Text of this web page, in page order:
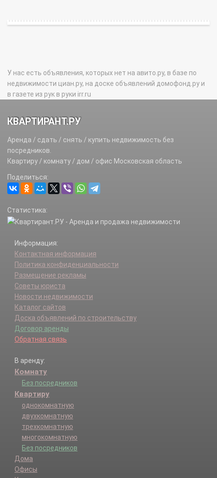
У нас есть объявления, которых нет на авито.ру, в базе по
недвижимости циан.ру, на доске объявлений домофонд.ру и
в газете из рук в руки irr.ru
КВАРТИРАНТ.РУ
Аренда / сдать / снять / купить недвижимость без
посредников.
Квартиру / комнату / дом / офис Московская область
Поделиться:
Статистика:
Информация:
Контактная информация
Политика конфиденциальности
Размещение рекламы
Советы юриста
Новости недвижимости
Каталог сайтов
Доска объявлений по строительству
Договор аренды
Обратная связь
В аренду:
Комнату
Без посредников
Квартиру
однокомнатную
двухкомнатную
трехкомнатную
многокомнатную
Без посредников
Дома
Офисы